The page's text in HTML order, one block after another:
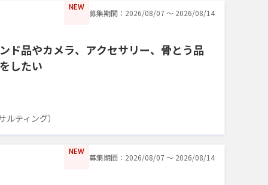
NEW
募集期間：2026/08/07 〜 2026/08/14
ド品やカメラ、アクセサリー、骨とう品
したい
ティング）
NEW
募集期間：2026/08/07 〜 2026/08/14